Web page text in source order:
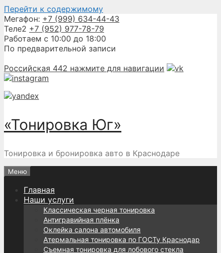
Перейти к содержимому
Мегафон: +7 (999) 634-44-43
Теле2 +7 (952) 977-78-79
Работаем с 10:00 до 18:00
По предварительной записи
Российская 442 нажмите для навигации
«Тонировка Юг»
Тонировка и бронировка авто в Краснодаре
Меню
Главная
Наши услуги
Классическая черная тонировка
Антигравийная плёнка
Оклейка салона автомобиля
Атермальная тонировка по ГОСТу Краснодар
Съемная тонировка для лобового стекла